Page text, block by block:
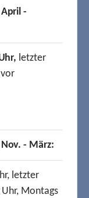
-
letzter
- März:
letzter
Montags